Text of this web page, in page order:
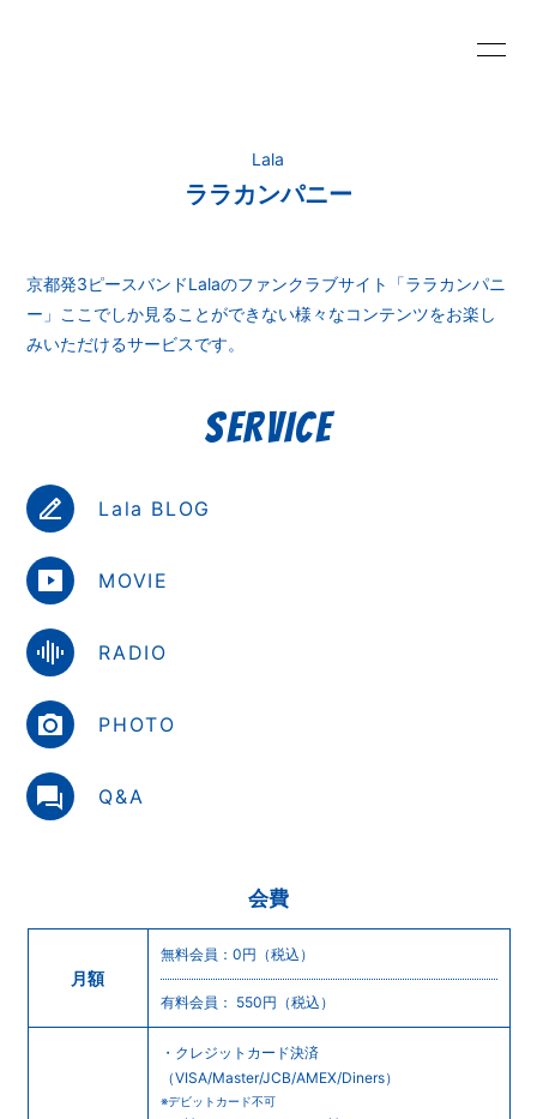
PROFILE
VIDEO DISCOGRAPHY
Lala BLOG
PHOTO
Q&A
Lala
ララカンパニー
京都発3ピースバンドLalaのファンクラブサイト「ララカンパニ
ー」ここでしか見ることができない様々なコンテンツをお楽し
みいただけるサービスです。
SERVICE
Lala BLOG
MOVIE
RADIO
PHOTO
Q&A
会費
月額
無料会員：0円（税込）
有料会員： 550円（税込）
・クレジットカード決済
（VISA/Master/JCB/AMEX/Diners）
※デビットカード不可